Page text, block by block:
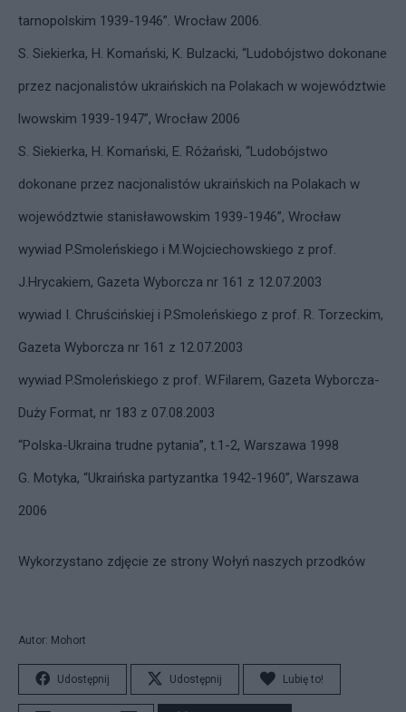
tarnopolskim 1939-1946”. Wrocław 2006.
S. Siekierka, H. Komański, K. Bulzacki, “Ludobójstwo dokonane
przez nacjonalistów ukraińskich na Polakach w województwie
lwowskim 1939-1947”, Wrocław 2006
S. Siekierka, H. Komański, E. Różański, “Ludobójstwo
dokonane przez nacjonalistów ukraińskich na Polakach w
województwie stanisławowskim 1939-1946”, Wrocław
wywiad P.Smoleńskiego i M.Wojciechowskiego z prof.
J.Hrycakiem, Gazeta Wyborcza nr 161 z 12.07.2003
wywiad I. Chruścińskiej i P.Smoleńskiego z prof. R. Torzeckim,
Gazeta Wyborcza nr 161 z 12.07.2003
wywiad P.Smoleńskiego z prof. W.Filarem, Gazeta Wyborcza-
Duży Format, nr 183 z 07.08.2003
“Polska-Ukraina trudne pytania”, t.1-2, Warszawa 1998
G. Motyka, “Ukraińska partyzantka 1942-1960”, Warszawa
2006
Wykorzystano zdjęcie ze strony Wołyń naszych przodków
Autor: Mohort
Udostępnij Udostępnij Lubię to!